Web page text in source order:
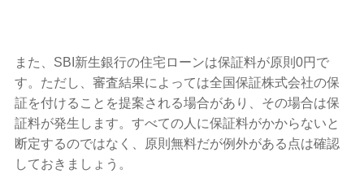
また、SBI新生銀行の住宅ローンは保証料が原則0円で
す。ただし、審査結果によっては全国保証株式会社の保
証を付けることを提案される場合があり、その場合は保
証料が発生します。すべての人に保証料がかからないと
断定するのではなく、原則無料だが例外がある点は確認
しておきましょう。